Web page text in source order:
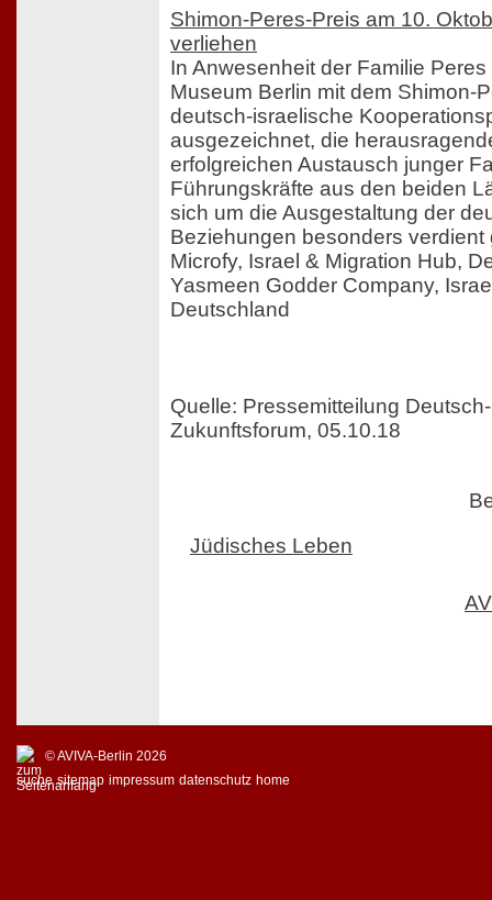
Shimon-Peres-Preis am 10.
verliehen
In Anwesenheit der Familie
Museum Berlin mit dem Shimon-
deutsch-israelische
ausgezeichnet, die
erfolgreichen Austausch junger
Führungskräfte aus den beiden
sich um die Ausgestaltung der
Beziehungen besonders verdient
Microfy, Israel & Migration Hub,
Yasmeen Godder Company,
Deutschland
Quelle: Pressemitteilung
Zukunftsforum, 05.10.18
Jüdisches Leben
© AVIVA-Berlin 2026
suche sitemap impressum datenschutz home